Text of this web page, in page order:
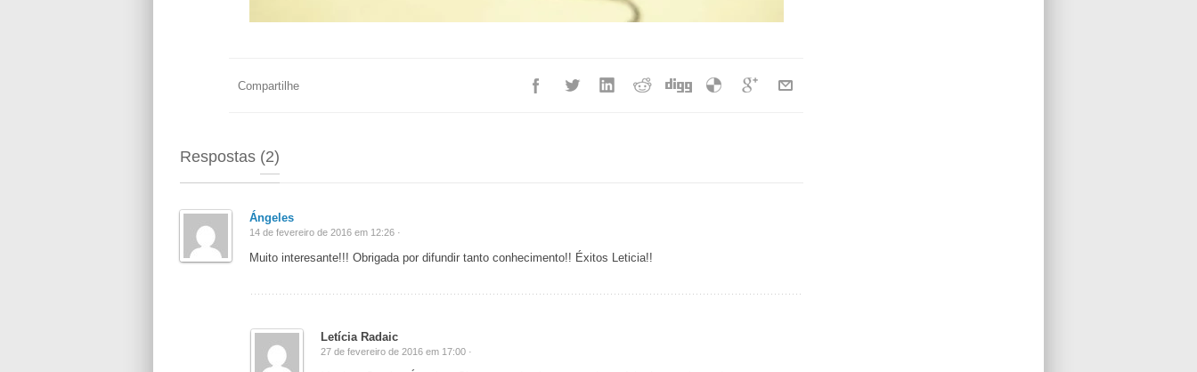
Compartilhe
Respostas (2)
Ángeles
14 de fevereiro de 2016 em 12:26 ·
Muito interesante!!! Obrigada por difundir tanto conhecimento!! Éxitos Leticia!!
Letícia Radaic
27 de fevereiro de 2016 em 17:00 ·